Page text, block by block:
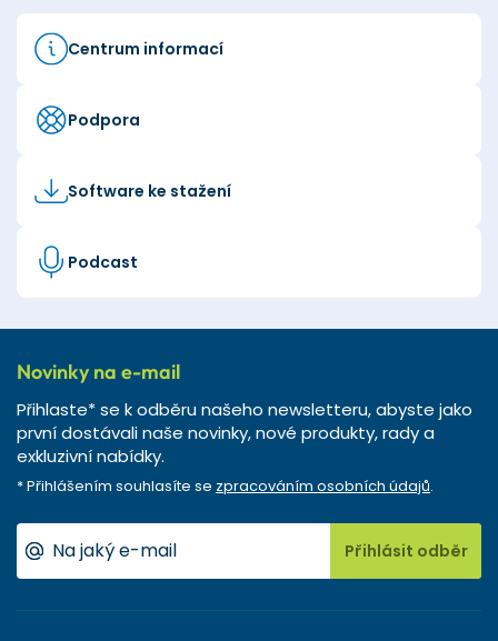
Centrum informací
Podpora
Software ke stažení
Podcast
Novinky na e-mail
Přihlaste* se k odběru našeho newsletteru, abyste jako
první dostávali naše novinky, nové produkty, rady a
exkluzivní nabídky.
* Přihlášením souhlasíte se zpracováním osobních údajů.
Přihlásit odběr